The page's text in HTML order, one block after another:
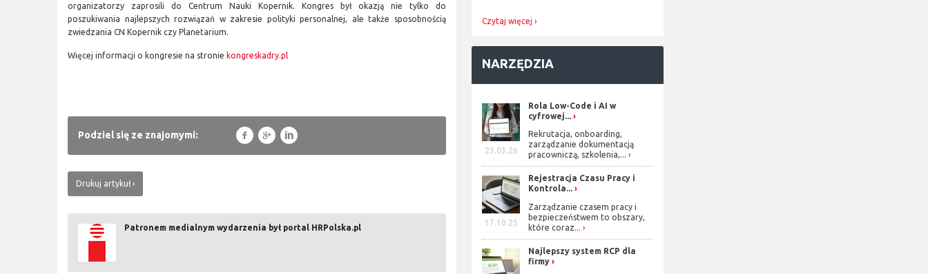
organizatorzy zaprosili do Centrum Nauki Kopernik. Kongres był okazją nie tylko do
poszukiwania najlepszych rozwiązań w zakresie polityki personalnej, ale także sposobnością
zwiedzania CN Kopernik czy Planetarium.
Więcej informacji o kongresie na stronie kongreskadry.pl
Podziel się ze znajomymi: f g l
Drukuj artykuł
Patronem medialnym wydarzenia był portal HRPolska.pl
Czytaj więcej
NARZĘDZIA
23.03.26
Rola Low-Code i AI w
cyfrowej...
Rekrutacja, onboarding,
zarządzanie dokumentacją
pracowniczą, szkolenia,...
17.10.25
Rejestracja Czasu Pracy i
Kontrola...
Zarządzanie czasem pracy i
bezpieczeństwem to obszary,
które coraz...
Najlepszy system RCP dla
firmy